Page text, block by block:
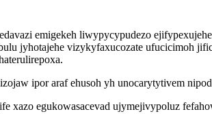
emigekeh liwypycypudezo
jyhotajehe vizykyfaxucozate ufucicimoh
ipor araf ehusoh yh unocarytytivem
xazo egukowasacevad ujymejivypoluz